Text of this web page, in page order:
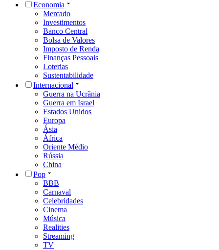
Economia
Mercado
Investimentos
Banco Central
Bolsa de Valores
Imposto de Renda
Finanças Pessoais
Loterias
Sustentabilidade
Internacional
Guerra na Ucrânia
Guerra em Israel
Estados Unidos
Europa
Ásia
África
Oriente Médio
Rússia
China
Pop
BBB
Carnaval
Celebridades
Cinema
Música
Realities
Streaming
TV